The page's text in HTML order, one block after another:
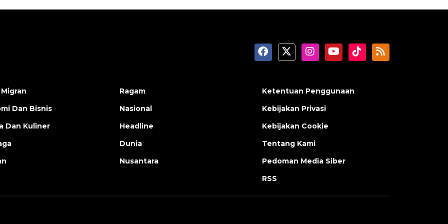
Dan Bisnis
Dan Kuliner
Ragam
Nasional
Headline
Dunia
Nusantara
Ketentuan Penggunaan
Kebijakan Privasi
Kebijakan Cookie
Tentang Kami
Pedoman Media Siber
RSS